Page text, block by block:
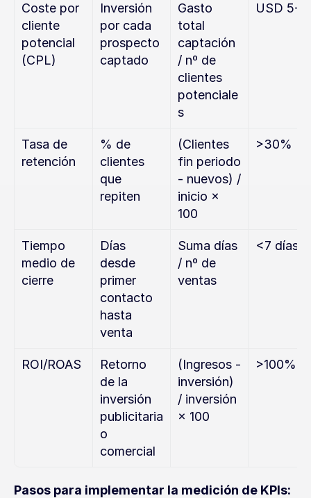
Coste por
cliente
potencial
(CPL)
Inversión
por cada
prospecto
captado
Gasto
total
captación
/ nº de
clientes
potenciale
s
USD 5-
Tasa de
retención
% de
clientes
que
repiten
(Clientes
fin periodo
- nuevos) /
inicio ×
100
>30%
Tiempo
medio de
cierre
Días
desde
primer
contacto
hasta
venta
Suma días
/ nº de
ventas
<7 días
ROI/ROAS
Retorno
de la
inversión
publicitaria
o
comercial
(Ingresos -
inversión)
/ inversión
× 100
>100%
Pasos para implementar la medición de KPIs: